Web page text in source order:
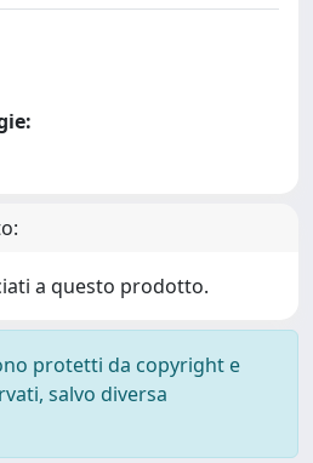
a questo prodotto.
protetti da copyright e
salvo diversa